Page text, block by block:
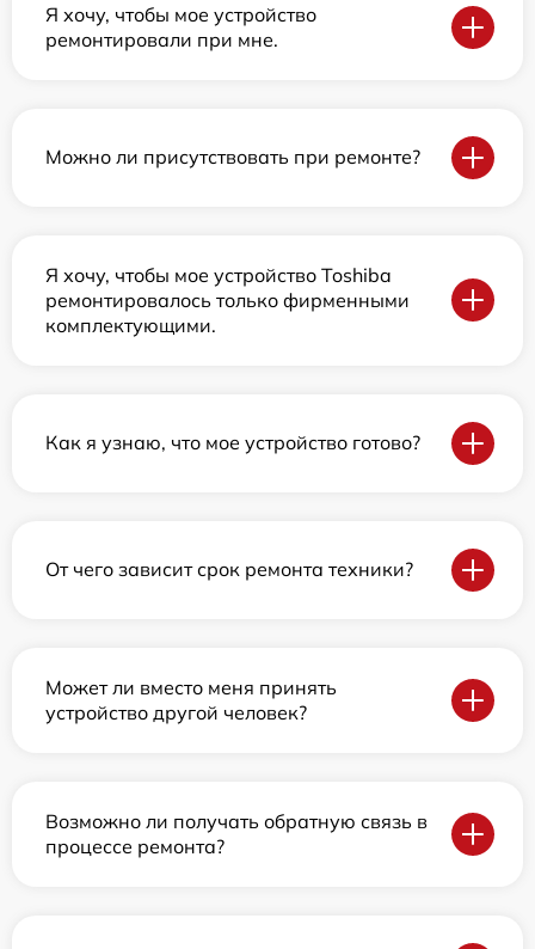
Я хочу, чтобы мое устройство
ремонтировали при мне.
Можно ли присутствовать при ремонте?
Я хочу, чтобы мое устройство Toshiba
ремонтировалось только фирменными
комплектующими.
Как я узнаю, что мое устройство готово?
От чего зависит срок ремонта техники?
Может ли вместо меня принять
устройство другой человек?
Возможно ли получать обратную связь в
процессе ремонта?